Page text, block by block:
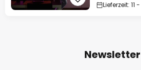
Lieferzeit: 11
Newsletter